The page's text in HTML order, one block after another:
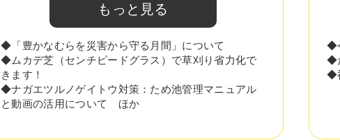
もっと見る
◆「豊かなむらを災害から守る月間」について
◆ムカデ芝（センチピードグラス）で草刈り省力化で
きます！
◆ナガエツルノゲイトウ対策：ため池管理マニュアル
と動画の活用について ほか
◆
◆
◆